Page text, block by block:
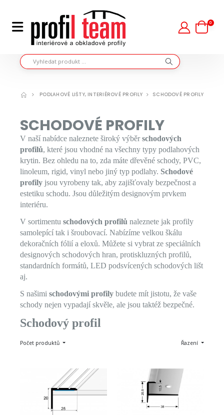
0
PODLAHOVÉ LIŠTY, INTERIÉROVÉ PROFILY SCHODOVÉ PROFILY
SCHODOVÉ PROFILY
V naší nabídce naleznete široký výběrschodových
profilů, které jsou vhodné na všechny typy podlahových
krytin. Bez ohledu na to, zda máte dřevěné schody, PVC,
linoleum, rigid, vinyl nebo jiný typ podlahy. Schodové
profily jsou vyrobeny tak, aby zajišťovaly bezpečnost a
estetiku schodu. Jsou důležitým designovým prvkem
interiéru.
V sortimentu schodových profilů naleznete jak profily
samolepící tak i šroubovací. Nabízíme velkou škálu
dekoračních fólií a eloxů. Můžete si vybrat ze speciálních
designových schodových hran, protiskluzných profilů,
standardních formátů, LED podsvícených schodových lišt
aj.
S našimi schodovými profily budete mít jistotu, že vaše
schody nejen vypadají skvěle, ale jsou taktéž bezpečné.
Schodový profil
Počet produktů Řazení